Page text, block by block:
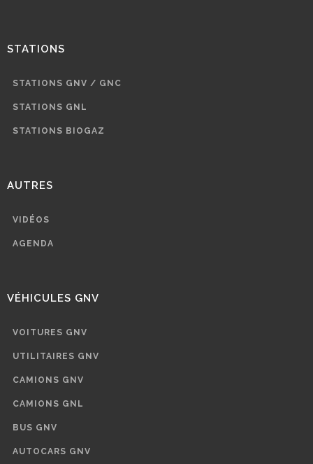
STATIONS
STATIONS GNV / GNC
STATIONS GNL
STATIONS BIOGAZ
AUTRES
VIDÉOS
AGENDA
VÉHICULES GNV
VOITURES GNV
UTILITAIRES GNV
CAMIONS GNV
CAMIONS GNL
BUS GNV
AUTOCARS GNV